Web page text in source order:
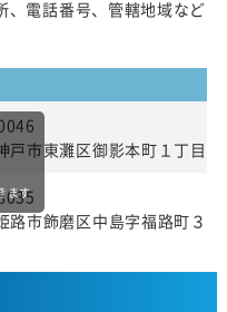
、電話番号、管轄地域など
戸市東灘区御影本町１丁目
路市飾磨区中島字福路町３
ます